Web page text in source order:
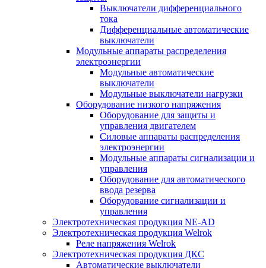
Выключатели дифференциального
тока
Дифференциальные автоматические
выключатели
Модульные аппараты распределения
электроэнергии
Модульные автоматические
выключатели
Модульные выключатели нагрузки
Оборудование низкого напряжения
Оборудование для защиты и
управления двигателем
Силовые аппараты распределения
электроэнергии
Модульные аппараты сигнализации и
управления
Оборудование для автоматического
ввода резерва
Оборудование сигнализации и
управления
Электротехническая продукция NE-AD
Электротехническая продукция Welrok
Реле напряжения Welrok
Электротехническая продукция ДКС
Автоматические выключатели